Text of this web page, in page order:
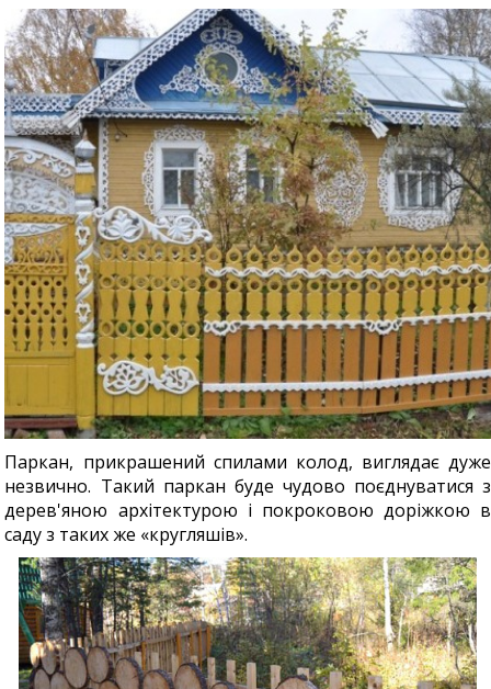
Паркан, прикрашений спилами колод, виглядає дуже
незвично. Такий паркан буде чудово поєднуватися з
дерев'яною архітектурою і покроковою доріжкою в
саду з таких же «кругляшів».